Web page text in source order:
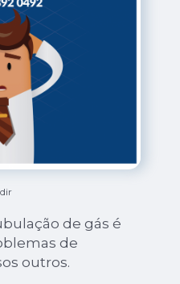
de gás é
de
outros.